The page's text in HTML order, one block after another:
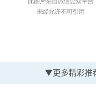
▼更多精彩推